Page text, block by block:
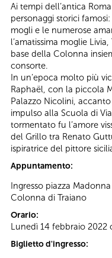
Ai tempi dell’antica
personaggi storici
mogli e le numerose
l’amatissima moglie
base della Colonna
consorte.
In un’epoca molto più
Raphaël, con la piccola
Palazzo Nicolini,
impulso alla Scuola di
tormentato fu l’amore
del Grillo tra Renato
ispiratrice del pittore
Appuntamento:
Ingresso piazza
Colonna di Traiano
Orario:
Lunedì 14 febbraio 2022
Biglietto d'ingresso: